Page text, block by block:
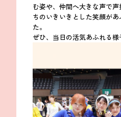
む姿や、仲間へ大きな声で
ちのいきいきとした笑顔が
た。
ぜひ、当日の活気あふれる様